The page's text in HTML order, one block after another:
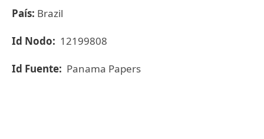
País: Brazil
Id Nodo: 12199808
Id Fuente: Panama Papers